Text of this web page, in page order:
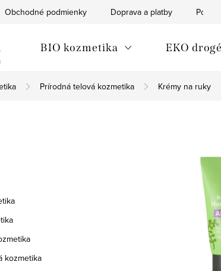
Obchodné podmienky Doprava a platby
BIO kozmetika EKO
Prírodná telová kozmetika Krémy na ruky
kozmetika